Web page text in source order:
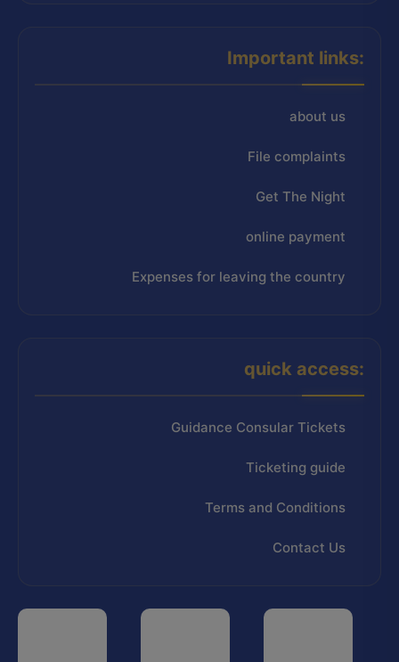
Important links:
about us
File complaints
Get The Night
online payment
Expenses for leaving the country
quick access:
Guidance Consular Tickets
Ticketing guide
Terms and Conditions
Contact Us